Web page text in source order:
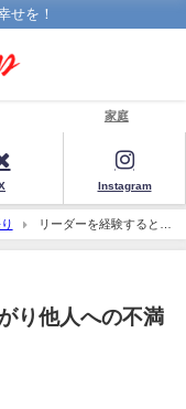
せを！
家庭
Instagram
リーダーを経験すると視
り他人への不満